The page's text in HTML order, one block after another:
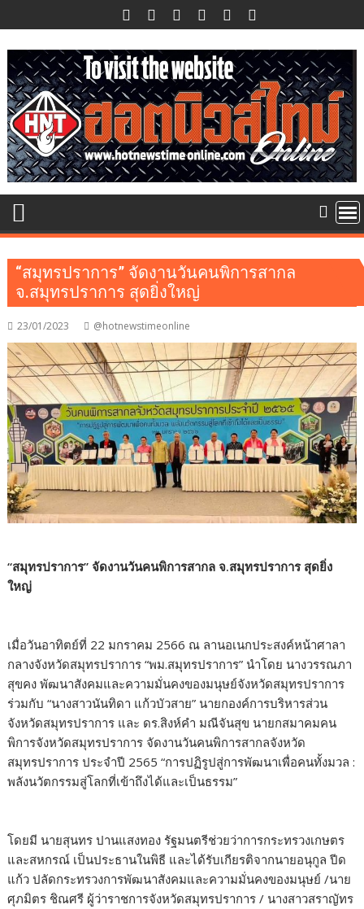
to
content
“สมุทรปราการ” จัดงานวันคนพิการสากล
จ.สมุทรปราการ สุดยิ่งใหญ่
23/01/2023 @hotnewstimeonline
“สมุทรปราการ” จัดงานวันคนพิการสากล จ.สมุทรปราการ สุดยิ่ง
ใหญ่
เมื่อวันอาทิตย์ที่ 22 มกราคม 2566 ณ ลานอเนกประสงค์หน้าศาลา
กลางจังหวัดสมุทรปราการ “พม.สมุทรปราการ” นำโดย นางวรรณภา
สุขคง พัฒนาสังคมและความมั่นคงของมนุษย์จังหวัดสมุทรปราการ
ร่วมกับ “นางสาวนันทิดา แก้วบัวสาย” นายกองค์การบริหารส่วน
จังหวัดสมุทรปราการ และ ดร.สิงห์คำ มณีจันสุข นายกสมาคมคน
พิการจังหวัดสมุทรปราการ จัดงานวันคนพิการสากลจังหวัด
สมุทรปราการ ประจำปี 2565 “การปฏิรูปสู่การพัฒนาเพื่อคนทั้งมวล :
พลังนวัตกรรมสู่โลกที่เข้าถึงได้และเป็นธรรม”
โดยมี นายสุนทร ปานแสงทอง รัฐมนตรีช่วยว่าการกระทรวงเกษตร
และสหกรณ์ เป็นประธานในพิธี และได้รับเกียรติจากนายอนุกูล ปีด
แก้ว ปลัดกระทรวงการพัฒนาสังคมและความมั่นคงของมนุษย์ /นาย
ศุภมิตร ชิณศรี ผู้ว่าราชการจังหวัดสมุทรปราการ / นางสาวสราญัทร